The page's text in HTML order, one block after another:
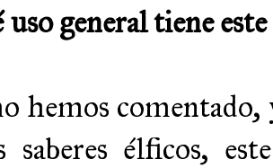
uso general tiene este
hemos comentado,
saberes élficos,